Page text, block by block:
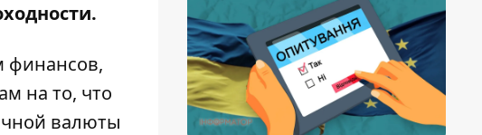
финансов,
на то, что
валюты